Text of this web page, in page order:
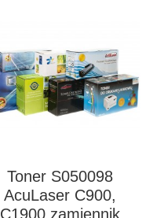
Toner S050098
AcuLaser C900,
C1900 zamiennik